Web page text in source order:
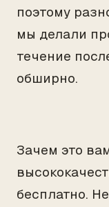
поэтому
мы делали
течение
обширно.
Зачем это
бесплатно.